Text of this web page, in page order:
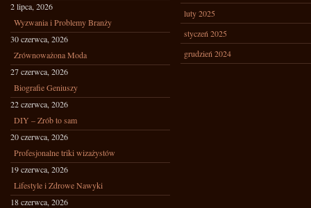
2 lipca, 2026
Wyzwania i Problemy Branży
30 czerwca, 2026
Zrównoważona Moda
27 czerwca, 2026
Biografie Geniuszy
22 czerwca, 2026
DIY – Zrób to sam
20 czerwca, 2026
Profesjonalne triki wizażystów
19 czerwca, 2026
Lifestyle i Zdrowe Nawyki
18 czerwca, 2026
luty 2025
styczeń 2025
grudzień 2024